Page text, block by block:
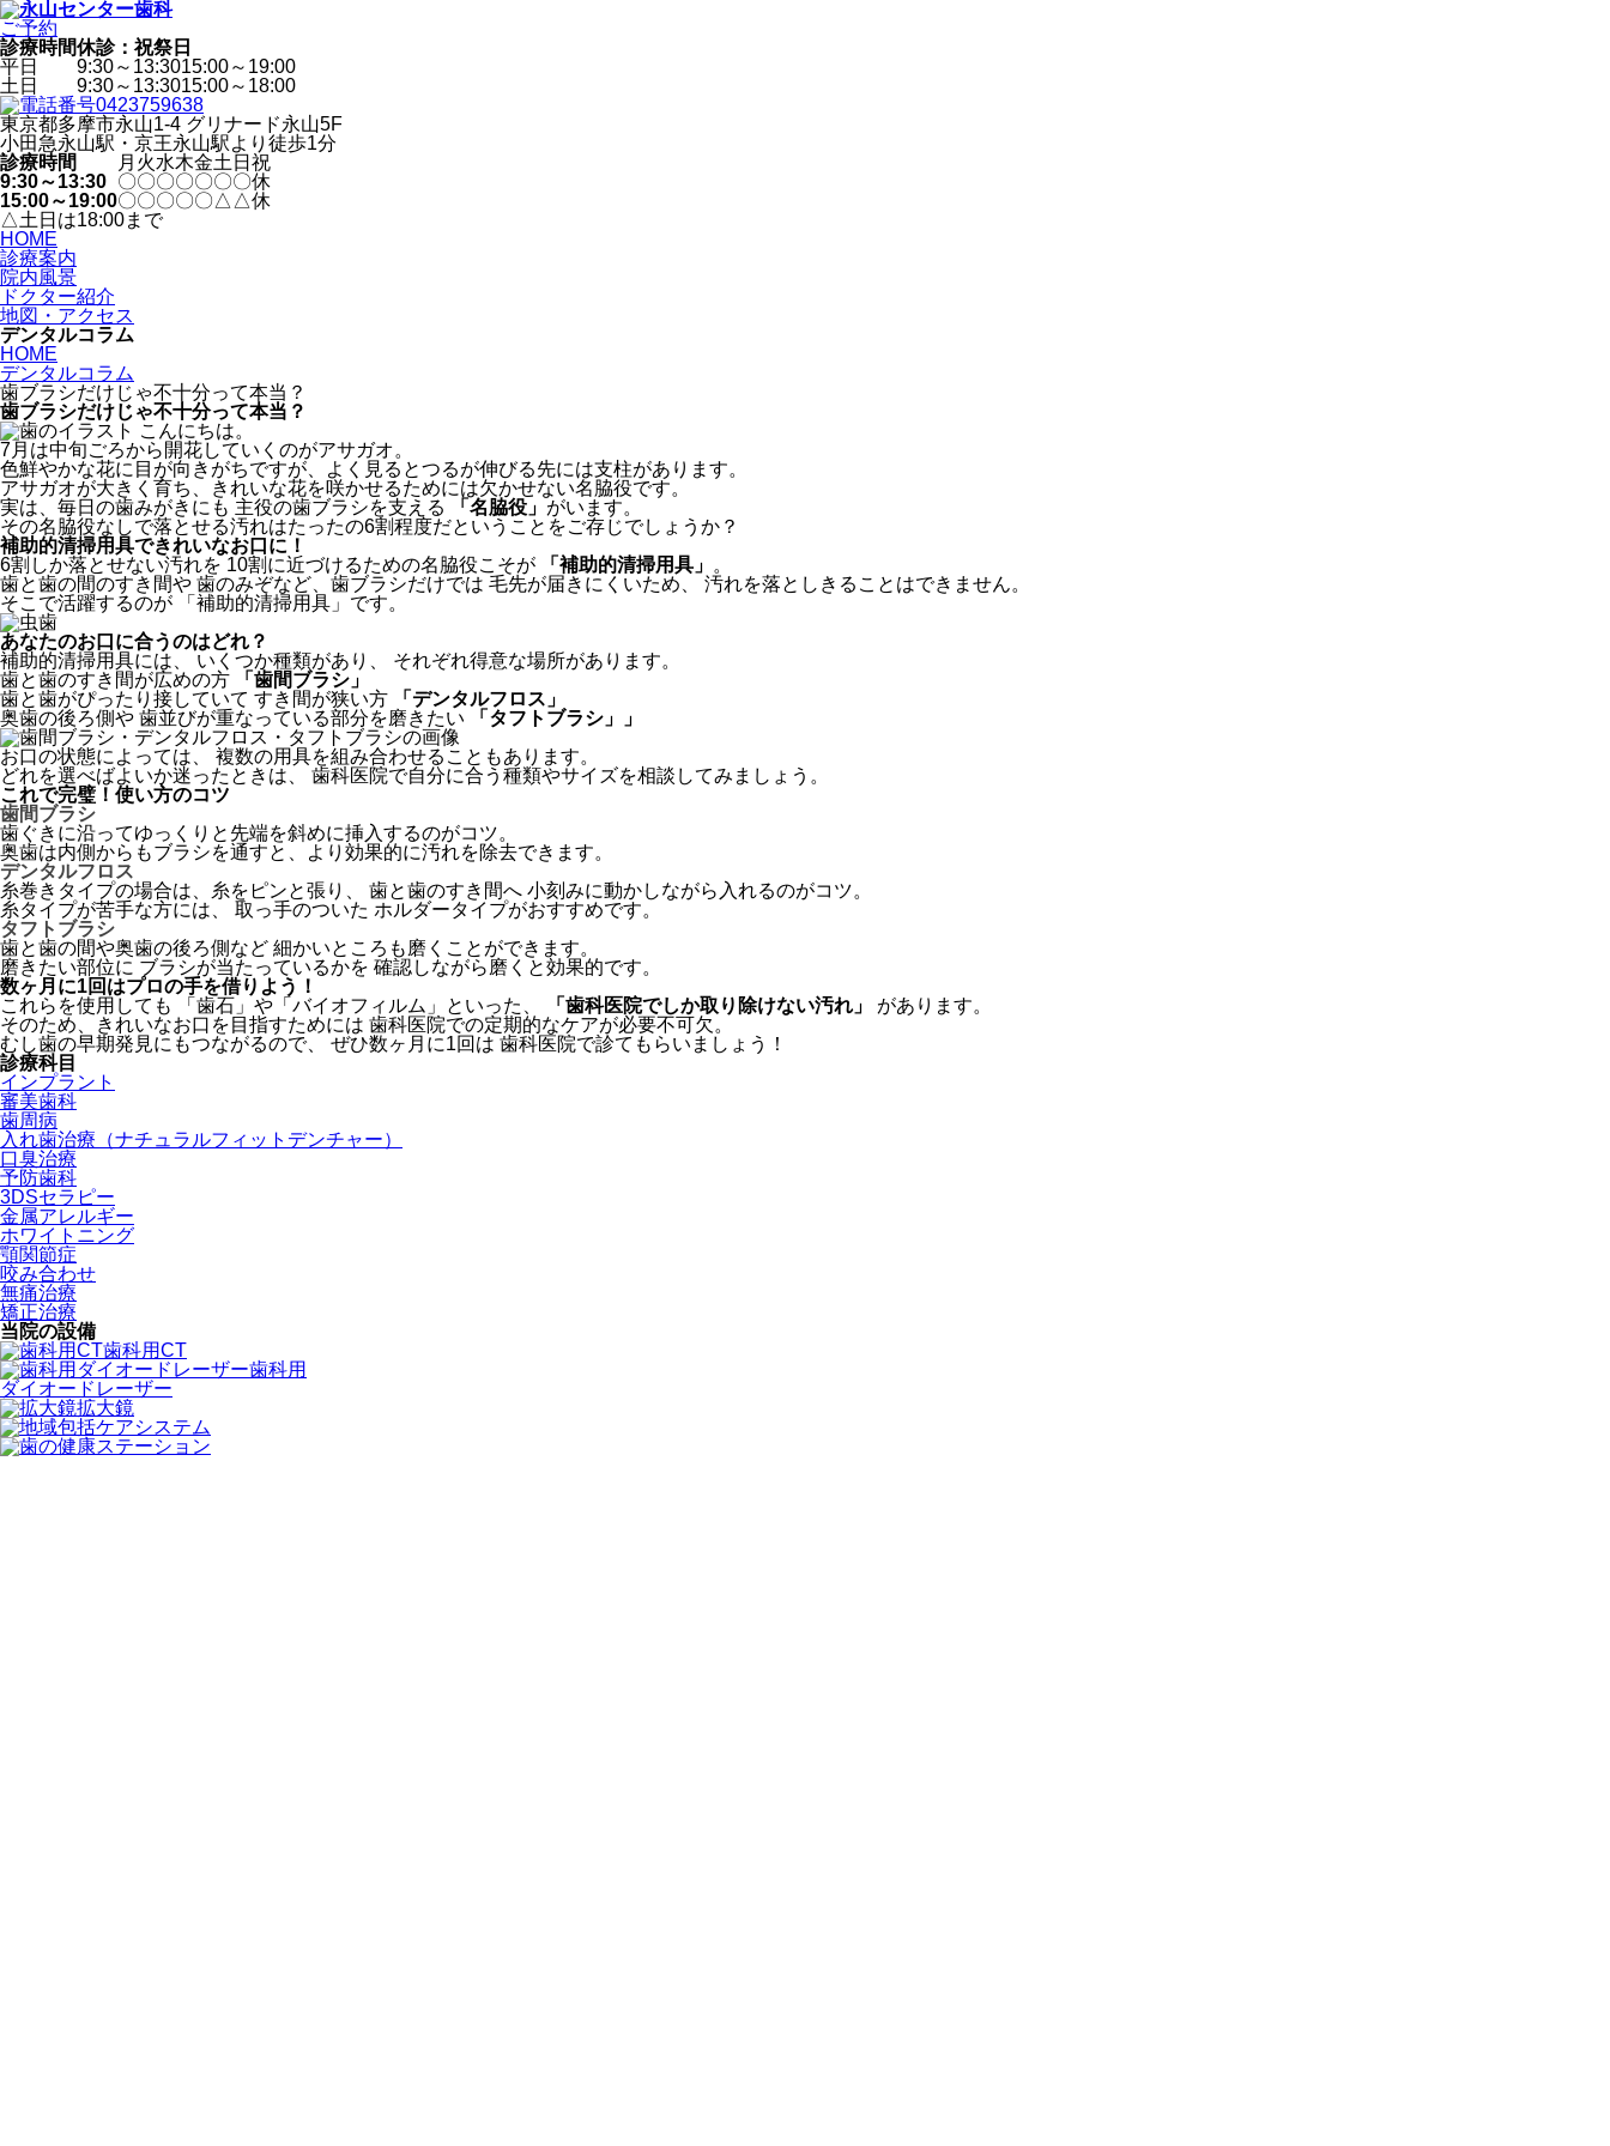
ご予約
診療時間休診：祝祭日
平日
9:30～13:3015:00～19:00
土日
9:30～13:3015:00～18:00
東京都多摩市永山1-4 グリナード永山5F
小田急永山駅・京王永山駅より徒歩1分
診療時間
月 火水木金土 日 祝
9:30～13:30 〇〇〇〇〇〇〇休
15:00～19:00〇〇〇〇〇△ △休
△土日は18:00まで
HOME
診療案内
院内風景
ドクター紹介
地図・アクセス
デンタルコラム
HOME
デンタルコラム
歯ブラシだけじゃ不十分って本当？
歯ブラシだけじゃ不十分って本当？
こんにちは。
7月は中旬ごろから開花していくのがアサガオ。
色鮮やかな花に目が向きがちですが、
よく見るとつるが伸びる先には支柱があります。
アサガオが大きく育ち、
きれいな花を咲かせるためには欠かせない名脇役です。
実は、毎日の歯みがきにも 主役の歯ブラシを支える
「名脇役」 がいます。
その名脇役なしで落とせる汚れはたったの6割程度だということをご存じでしょうか？
補助的清掃用具できれいなお口に！
6割しか落とせない汚れを 10割に近づけるための名脇役こそが 「補助的清掃用具」 。
歯と歯の間のすき間や 歯のみぞなど、 歯ブラシだけでは 毛先が届きにくいため、 汚れを落としきることはできません。
そこで活躍するのが 「補助的清掃用具」です。
あなたのお口に合うのはどれ？
補助的清掃用具には、 いくつか種類があり、 それぞれ得意な場所があります。
歯と歯のすき間が広めの方
「歯間ブラシ」
歯と歯がぴったり接していて すき間が狭い方
「デンタルフロス」
奥歯の後ろ側や 歯並びが重なっている部分を磨きたい
「タフトブラシ」」
お口の状態によっては、 複数の用具を組み合わせることもあります。
どれを選べばよいか迷ったときは、 歯科医院で自分に合う種類やサイズを相談してみましょう。
これで完璧！使い方のコツ
歯間ブラシ
歯ぐきに沿ってゆっくりと先端を斜めに挿入するのがコツ。
奥歯は内側からもブラシを通すと、より効果的に汚れを除去できます。
デンタルフロス
糸巻きタイプの場合は、
糸をピンと張り、 歯と歯のすき間へ 小刻みに動かしながら入れるのがコツ。
糸タイプが苦手な方には、 取っ手のついた ホルダータイプがおすすめです。
タフトブラシ
歯と歯の間や奥歯の後ろ側など 細かいところも磨くことができます。
磨きたい部位に ブラシが当たっているかを 確認しながら磨くと効果的です。
数ヶ月に1回はプロの手を借りよう！
これらを使用しても
「歯石」や「バイオフィルム」といった、 「歯科医院でしか取り除けない汚れ」
があります。
そのため、きれいなお口を目指すためには 歯科医院での定期的なケアが必要不可欠。
むし歯の早期発見にもつながるので、 ぜひ数ヶ月に1回は 歯科医院で診てもらいましょう！
診療科目
インプラント
審美歯科
歯周病
入れ歯治療 （ナチュラルフィットデンチャー）
口臭治療
予防歯科
3DSセラピー
金属アレルギー
ホワイトニング
顎関節症
咬み合わせ
無痛治療
矯正治療
当院の設備
歯科用CT
歯科用
ダイオードレーザー
拡大鏡